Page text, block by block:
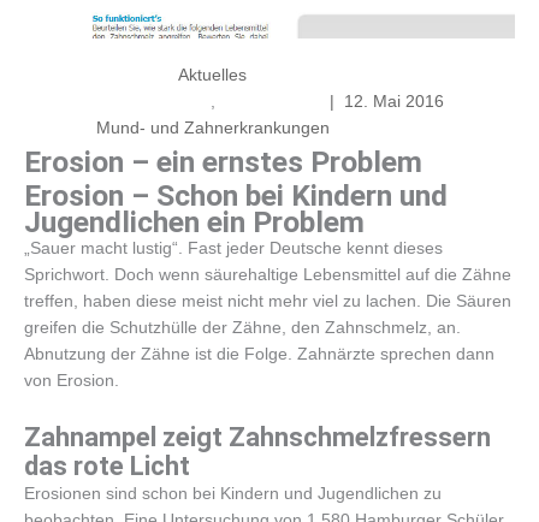
Aktuelles
,
Mund- und Zahnerkrankungen
12. Mai 2016
Erosion – ein ernstes Problem
Erosion – Schon bei Kindern und
Jugendlichen ein Problem
„Sauer macht lustig“. Fast jeder Deutsche kennt dieses
Sprichwort. Doch wenn säurehaltige Lebensmittel auf die Zähne
treffen, haben diese meist nicht mehr viel zu lachen. Die Säuren
greifen die Schutzhülle der Zähne, den Zahnschmelz, an.
Abnutzung der Zähne ist die Folge. Zahnärzte sprechen dann
von Erosion.
Zahnampel zeigt Zahnschmelzfressern
das rote Licht
Erosionen sind schon bei Kindern und Jugendlichen zu